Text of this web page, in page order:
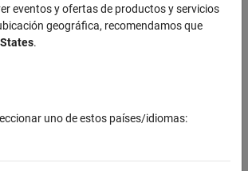
How useful was this information?
eventos y ofertas de productos y servicios
geográfica, recomendamos que
.
uno de estos países/idiomas: